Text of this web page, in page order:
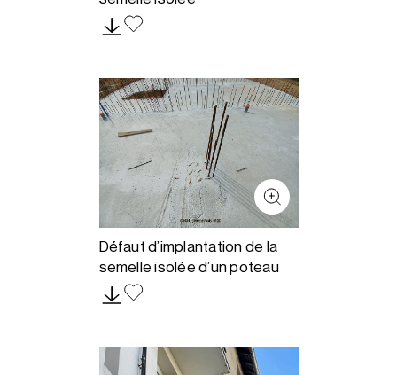
Défaut d’implantation de la
semelle isolée d’un poteau